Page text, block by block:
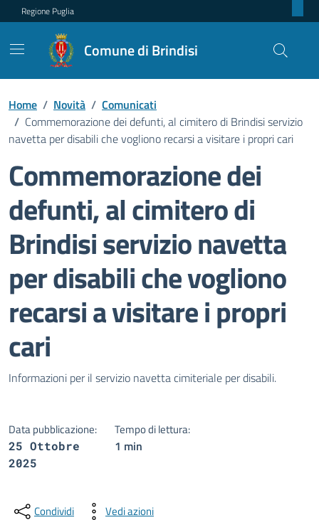
Regione Puglia
Comune di Brindisi
Home / Novità / Comunicati
/ Commemorazione dei defunti, al cimitero di Brindisi servizio
navetta per disabili che vogliono recarsi a visitare i propri cari
Commemorazione dei
defunti, al cimitero di
Brindisi servizio navetta
per disabili che vogliono
recarsi a visitare i propri
cari
Dettagli della notizia
Informazioni per il servizio navetta cimiteriale per disabili.
Data pubblicazione:
25 Ottobre
2025
Tempo di lettura:
1 min
Condividi Vedi azioni